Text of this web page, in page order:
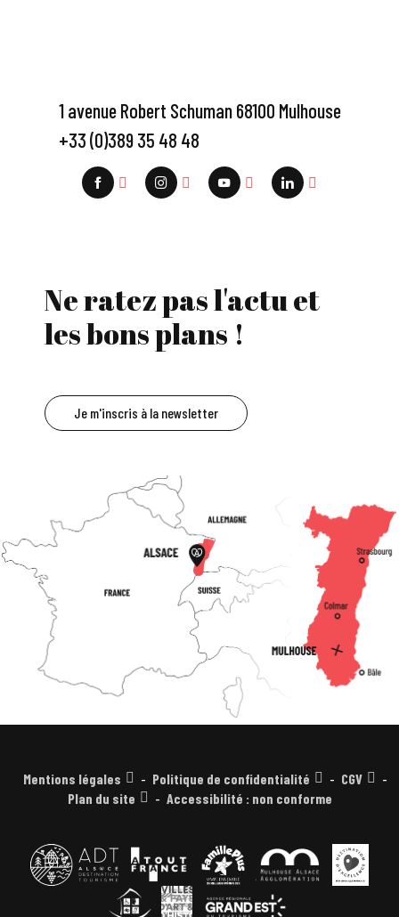
1 avenue Robert Schuman 68100 Mulhouse
+33 (0)389 35 48 48
Ne ratez pas l'actu et
les bons plans !
Je m'inscris à la newsletter
Mentions légales Politique de confidentialité
CGV
Plan du site
Accessibilité : non conforme